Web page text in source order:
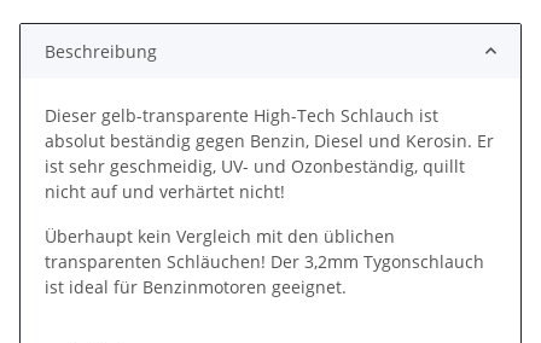
Beschreibung
Dieser gelb-transparente High-Tech Schlauch ist
absolut beständig gegen Benzin, Diesel und Kerosin. Er
ist sehr geschmeidig, UV- und Ozonbeständig, quillt
nicht auf und verhärtet nicht!
Überhaupt kein Vergleich mit den üblichen
transparenten Schläuchen! Der 3,2mm Tygonschlauch
ist ideal für Benzinmotoren geeignet.